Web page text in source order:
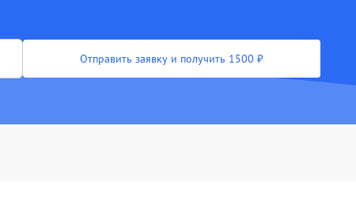
Отправить заявку и получить 1500 ₽